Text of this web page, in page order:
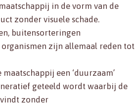
in de vorm van de
zonder visuele schade.
buitensorteringen
zijn allemaal reden tot
een ‘duurzaam’
geteeld wordt waarbij de
zonder